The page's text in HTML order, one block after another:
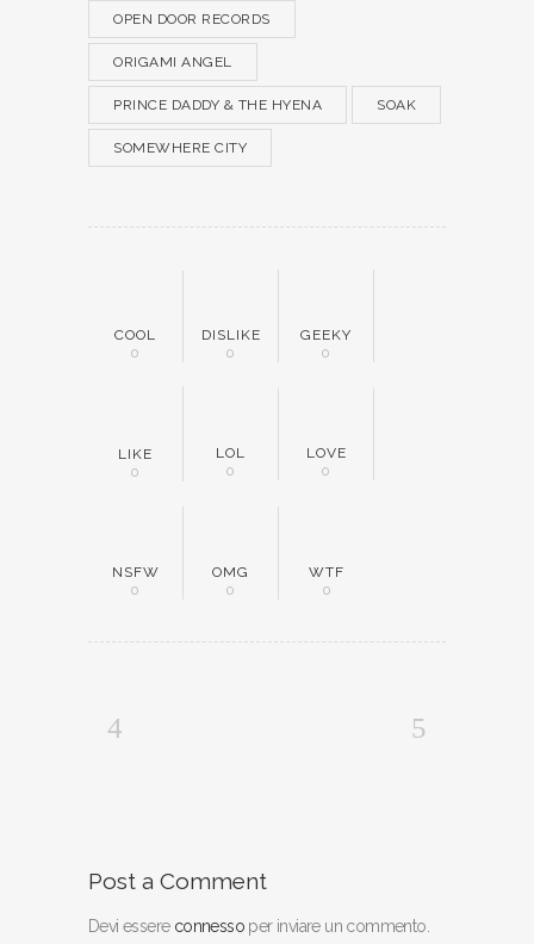
OPEN DOOR RECORDS
ORIGAMI ANGEL
PRINCE DADDY & THE HYENA SOAK
SOMEWHERE CITY
COOL
0
DISLIKE
0
GEEKY
0
LIKE
0
LOL
0
LOVE
0
NSFW
0
OMG
0
WTF
0
Post a Comment
Devi essere connesso per inviare un commento.